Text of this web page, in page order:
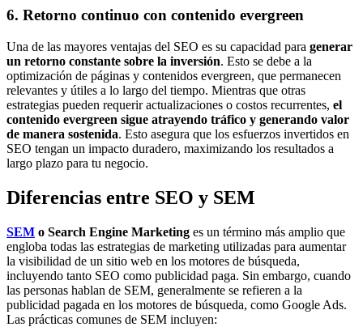
6. Retorno continuo con contenido evergreen
Una de las mayores ventajas del SEO es su capacidad para generar
un retorno constante sobre la inversión. Esto se debe a la
optimización de páginas y contenidos evergreen, que permanecen
relevantes y útiles a lo largo del tiempo. Mientras que otras
estrategias pueden requerir actualizaciones o costos recurrentes, el
contenido evergreen sigue atrayendo tráfico y generando valor
de manera sostenida. Esto asegura que los esfuerzos invertidos en
SEO tengan un impacto duradero, maximizando los resultados a
largo plazo para tu negocio.
Diferencias entre SEO y SEM
SEM o Search Engine Marketing es un término más amplio que
engloba todas las estrategias de marketing utilizadas para aumentar
la visibilidad de un sitio web en los motores de búsqueda,
incluyendo tanto SEO como publicidad paga. Sin embargo, cuando
las personas hablan de SEM, generalmente se refieren a la
publicidad pagada en los motores de búsqueda, como Google Ads.
Las prácticas comunes de SEM incluyen: